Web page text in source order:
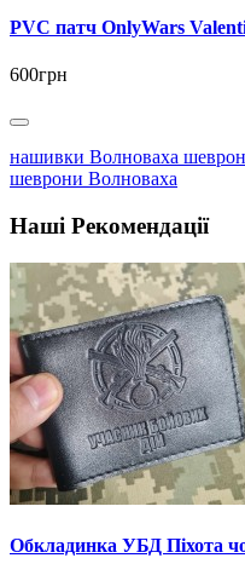
PVC патч OnlyWars
600грн
нашивки Волноваха
шеврони Волноваха
Наші Рекомендації
Обкладинка УБД Піхота